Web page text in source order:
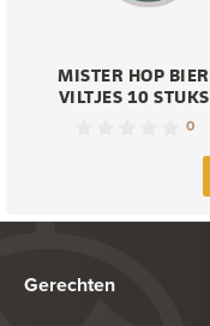
MISTER HOP BIER
VILTJES 10 STUKS
0
Gerechten